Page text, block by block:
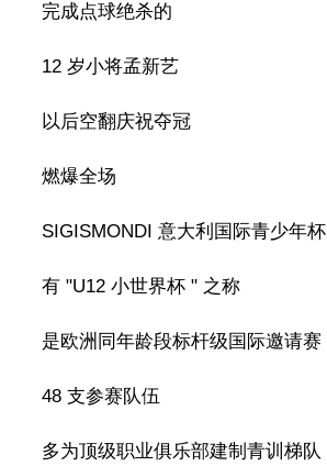
完成点球绝杀的
12 岁小将孟新艺
以后空翻庆祝夺冠
燃爆全场
SIGISMONDI 意大利国际青少年杯
有 "U12 小世界杯 " 之称
是欧洲同年龄段标杆级国际邀请赛
48 支参赛队伍
多为顶级职业俱乐部建制青训梯队